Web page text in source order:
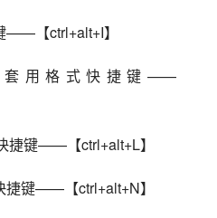
——【ctrl+alt+I】
快捷键——【ctrl+alt+L】
捷键——【ctrl+alt+N】